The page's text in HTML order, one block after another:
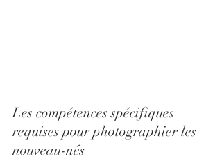
Les compétences spécifiques
requises pour photographier les
nouveau-nés